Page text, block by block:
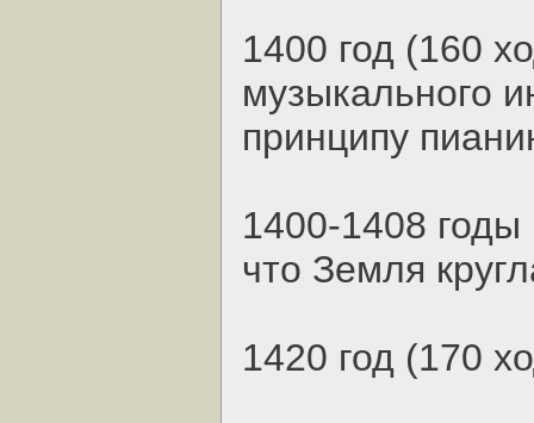
1400 год (160
музыкального
принципу
1400-1408
что Земля
1420 год (170